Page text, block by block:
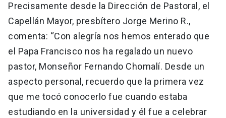
Precisamente desde la Dirección de Pastoral, el
Capellán Mayor, presbítero Jorge Merino R.,
comenta: “Con alegría nos hemos enterado que
el Papa Francisco nos ha regalado un nuevo
pastor, Monseñor Fernando Chomalí. Desde un
aspecto personal, recuerdo que la primera vez
que me tocó conocerlo fue cuando estaba
estudiando en la universidad y él fue a celebrar